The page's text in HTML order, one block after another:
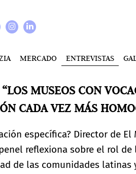
MERCADO ENTREVISTAS
MUSEOS CON
CADA VEZ MÁS
específica? Director de
reflexiona sobre el rol
de las comunidades